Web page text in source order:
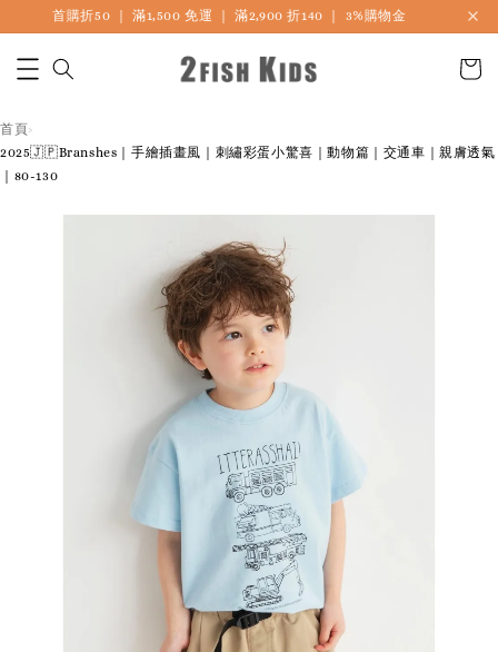
🎏 LINE海外連線社團開放加入中
首頁›
2025🇯🇵Branshes｜手繪插畫風｜刺繡彩蛋小驚喜｜動物篇｜交通車｜親膚透氣
｜80-130